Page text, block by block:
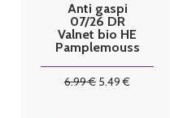
Anti gaspi
07/26 DR
Valnet bio HE
Pamplemouss
6.99€ 5.49 €